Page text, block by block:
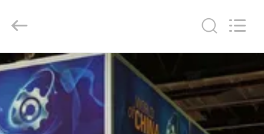
ΣΠΊΤΙ
ΠΡΟΪΌΝΤΑ
Co.,
Reserved.